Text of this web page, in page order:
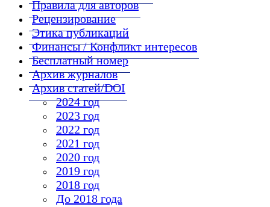
Правила для авторов
Рецензирование
Этика публикаций
Финансы / Конфликт интересов
Бесплатный номер
Архив журналов
Архив статей/DOI
2024 год
2023 год
2022 год
2021 год
2020 год
2019 год
2018 год
До 2018 года